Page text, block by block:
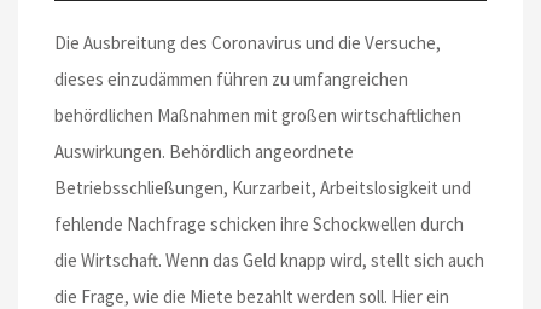
Die Ausbreitung des Coronavirus und die Versuche,
dieses einzudämmen führen zu umfangreichen
behördlichen Maßnahmen mit großen wirtschaftlichen
Auswirkungen. Behördlich angeordnete
Betriebsschließungen, Kurzarbeit, Arbeitslosigkeit und
fehlende Nachfrage schicken ihre Schockwellen durch
die Wirtschaft. Wenn das Geld knapp wird, stellt sich auch
die Frage, wie die Miete bezahlt werden soll. Hier ein